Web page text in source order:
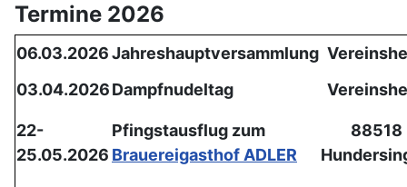
Termine 2026
06.03.2026Jahreshauptversammlung
03.04.2026Dampfnudeltag
22-
25.05.2026
Pfingstausflug zum
Brauereigasthof ADLER
88518